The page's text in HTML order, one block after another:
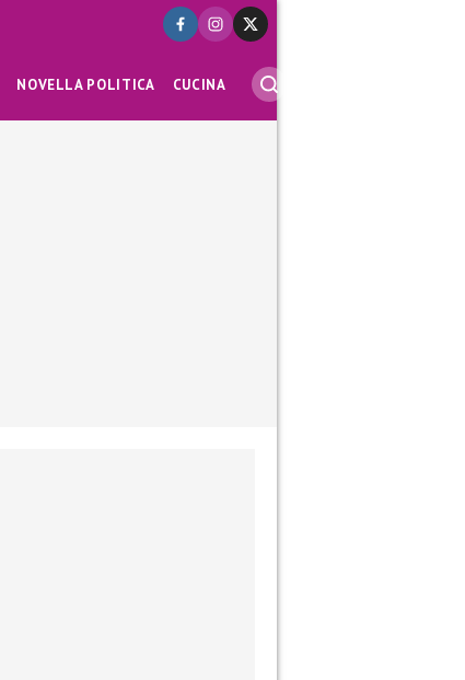
NOVELLA POLITICA CUCINA